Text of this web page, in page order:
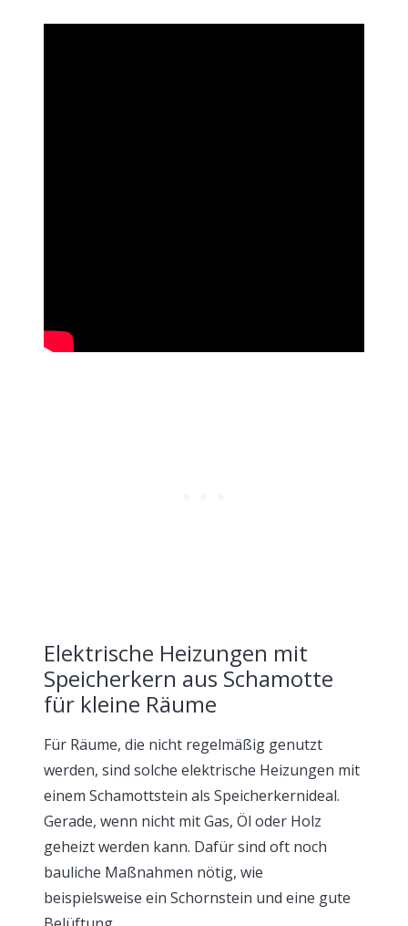
Elektrische Heizungen mit
Speicherkern aus Schamotte
für kleine Räume
Für Räume, die nicht regelmäßig genutzt
werden, sind solche elektrische Heizungen mit
einem Schamottstein als Speicherkernideal.
Gerade, wenn nicht mit Gas, Öl oder Holz
geheizt werden kann. Dafür sind oft noch
bauliche Maßnahmen nötig, wie
beispielsweise ein Schornstein und eine gute